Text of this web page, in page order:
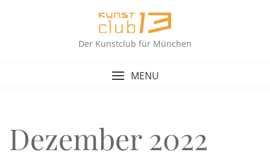
Der Kunstclub für München
MENU
Dezember 2022